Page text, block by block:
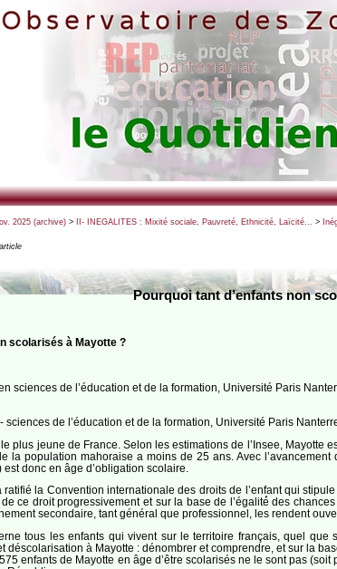
2025 (archive)> II- INEGALITES : Mixité sociale, Pauvreté, Ethnicité, Laïcité... >
Pourquoi tant d’enfants non
scolarisés à Mayotte ?
sciences de l’éducation et de la formation, Université Paris
sciences de l’éducation et de la formation, Université Paris
plus jeune de France. Selon les estimations de l’Insee,
la population mahoraise a moins de 25 ans. Avec
donc en âge d’obligation scolaire.
ratifié la Convention internationale des droits de l’enfant qui
de ce droit progressivement et sur la base de l’égalité́ des
secondaire, tant général que professionnel, les rendent
tous les enfants qui vivent sur le territoire français, quel que
déscolarisation à Mayotte : dénombrer et comprendre, et sur la
enfants de Mayotte en âge d’être scolarisés ne le sont pas